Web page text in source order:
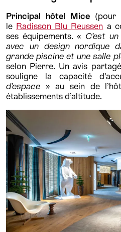
Principal hôtel Mice(pour
le Radisson Blu Reussen a
ses équipements. « C’est
avec un design nordique
grande piscine et une salle
selon Pierre. Un avis
souligne la capacité
d’espace » au sein de
établissements d’altitude.